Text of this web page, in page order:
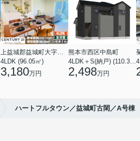
上益城郡益城町大字広崎
4LDK (96.05㎡)
3,180万円
熊本市西区中島町
4LDK＋S(納戸) (110.37㎡)
2,498万円
ハートフルタウン／益城町古閑／A号棟